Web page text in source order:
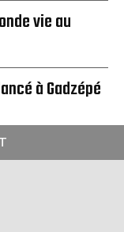
vie au
à Gadzépé